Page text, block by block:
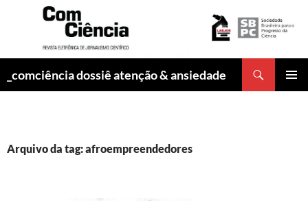
_comciência dossiê atenção & ansiedade
Arquivo da tag: afroempreendedores